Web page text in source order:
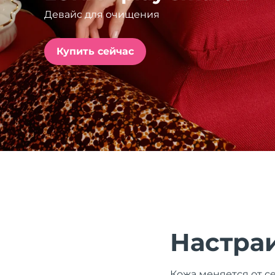
Девайс для очищения
Купить сейчас
issa™ Teeth Whitening Set
FAQ™ Dual LED Panel
ПОДАРКИ И НАБОРЫ